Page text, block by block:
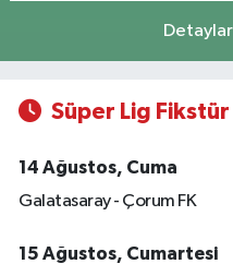
Detaylar
Süper Lig Fikstür
14 Ağustos, Cuma
Galatasaray - Çorum FK
15 Ağustos, Cumartesi